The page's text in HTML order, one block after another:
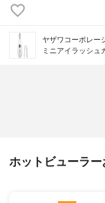
ヤザワコーポレー
ミニアイラッシ
ホットビューラ